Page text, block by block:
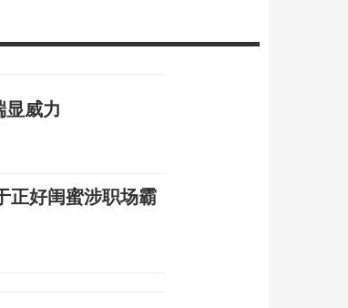
威力
正好闺蜜涉职场霸